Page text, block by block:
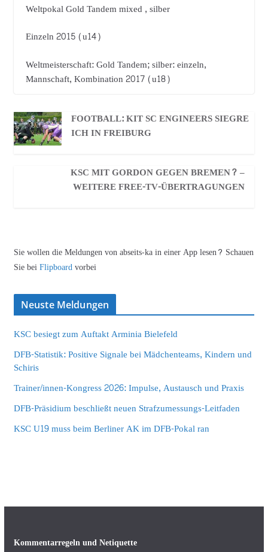
Weltpokal Gold Tandem mixed , silber
Einzeln 2015 (u14)
Weltmeisterschaft: Gold Tandem; silber: einzeln,
Mannschaft, Kombination 2017 (u18)
FOOTBALL: KIT SC ENGINEERS SIEGRE
ICH IN FREIBURG
KSC MIT GORDON GEGEN BREMEN? –
WEITERE FREE-TV-ÜBERTRAGUNGEN
Sie wollen die Meldungen von abseits-ka in einer App lesen? Schauen
Sie beiFlipboardvorbei
Neuste Meldungen
KSC besiegt zum Auftakt Arminia Bielefeld
DFB-Statistik: Positive Signale bei Mädchenteams, Kindern und
Schiris
Trainer/innen-Kongress 2026: Impulse, Austausch und Praxis
DFB-Präsidium beschließt neuen Strafzumessungs-Leitfaden
KSC U19 muss beim Berliner AK im DFB-Pokal ran
Kommentarregeln und Netiquette